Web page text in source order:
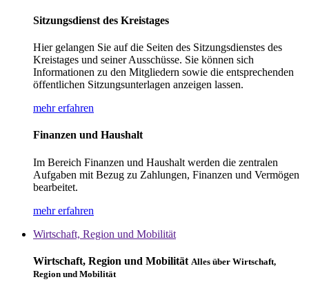
Sitzungsdienst des Kreistages
Hier gelangen Sie auf die Seiten des Sitzungsdienstes des
Kreistages und seiner Ausschüsse. Sie können sich
Informationen zu den Mitgliedern sowie die entsprechenden
öffentlichen Sitzungsunterlagen anzeigen lassen.
mehr erfahren
Finanzen und Haushalt
Im Bereich Finanzen und Haushalt werden die zentralen
Aufgaben mit Bezug zu Zahlungen, Finanzen und Vermögen
bearbeitet.
mehr erfahren
Wirtschaft, Region und Mobilität
Wirtschaft, Region und Mobilität Alles über Wirtschaft,
Region und Mobilität